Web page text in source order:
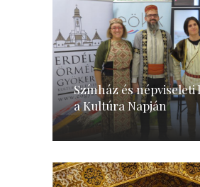
Színház és népviseleti
a Kultúra Napján